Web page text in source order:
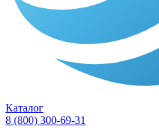
Каталог
8 (800) 300-69-31